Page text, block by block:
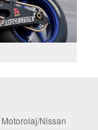
Motorolaj/Nissan